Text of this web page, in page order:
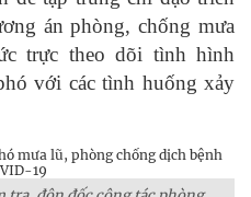
án phòng, chống mưa
trực theo dõi tình hình
với các tình huống xảy